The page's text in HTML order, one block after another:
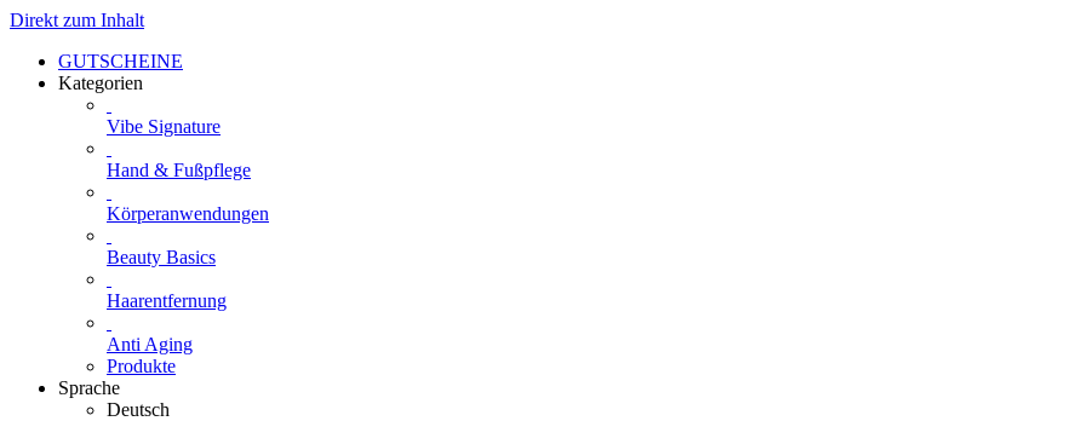
Direkt zum Inhalt
GUTSCHEINE
Kategorien
Vibe Signature
Hand & Fußpflege
Körperanwendungen
Beauty Basics
Haarentfernung
Anti Aging
Produkte
Sprache
Deutsch